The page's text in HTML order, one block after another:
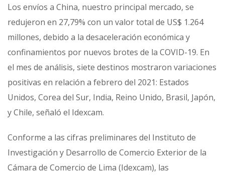
Los envíos a China, nuestro principal mercado, se
redujeron en 27,79% con un valor total de US$ 1.264
millones, debido a la desaceleración económica y
confinamientos por nuevos brotes de la COVID-19. En
el mes de análisis, siete destinos mostraron variaciones
positivas en relación a febrero del 2021: Estados
Unidos, Corea del Sur, India, Reino Unido, Brasil, Japón,
y Chile, señaló el Idexcam.
Conforme a las cifras preliminares del Instituto de
Investigación y Desarrollo de Comercio Exterior de la
Cámara de Comercio de Lima (Idexcam), las